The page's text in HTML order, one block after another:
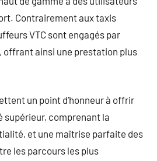
Contrairement aux taxis
VTC sont engagés par
offrant ainsi une prestation plus
un point d’honneur à offrir
supérieur, comprenant la
et une maîtrise parfaite des
les parcours les plus